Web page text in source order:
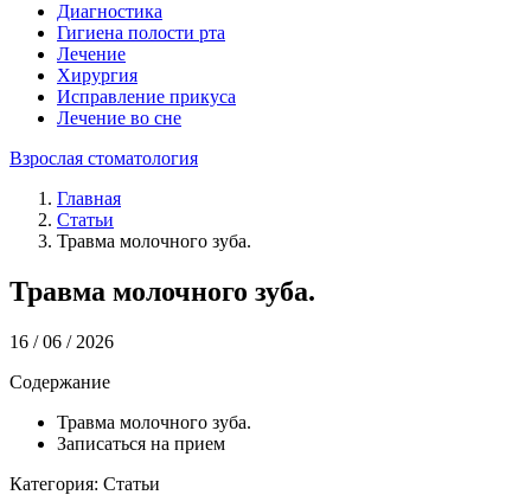
Диагностика
Гигиена полости рта
Лечение
Хирургия
Исправление прикуса
Лечение во сне
Взрослая стоматология
Главная
Статьи
Травма молочного зуба.
Травма молочного зуба.
16 / 06 / 2026
Содержание
Травма молочного зуба.
Записаться на прием
Категория: Статьи